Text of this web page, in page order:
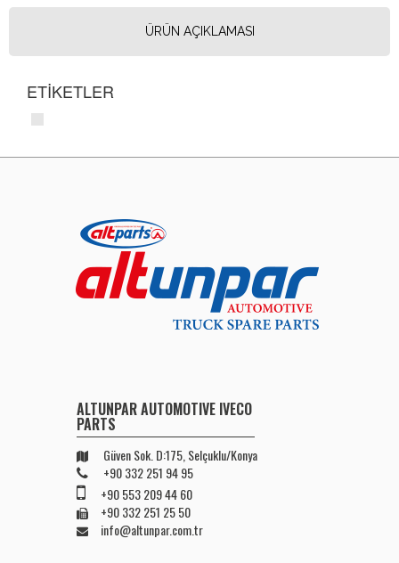
ÜRÜN AÇIKLAMASI
ETİKETLER
ALTUNPAR AUTOMOTIVE IVECO
PARTS
Güven Sok. D:175, Selçuklu/Konya
+90 332 251 94 95
+90 553 209 44 60
+90 332 251 25 50
info@altunpar.com.tr